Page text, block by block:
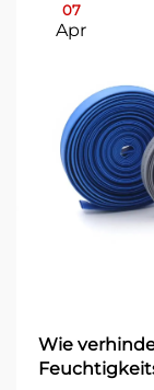
07
Apr
Wie